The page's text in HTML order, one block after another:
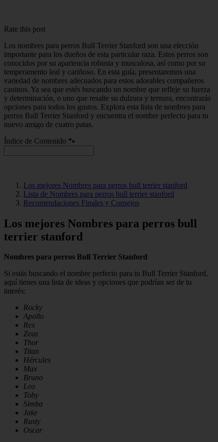
Rate this post
Los nombres para perros Bull Terrier Stanford son una elección
importante para los dueños de esta particular raza. Estos perros son
conocidos por su apariencia robusta y musculosa, así como por su
temperamento leal y cariñoso. En esta guía, presentaremos una
variedad de nombres adecuados para estos adorables compañeros
caninos. Ya sea que estés buscando un nombre que refleje su fuerza
y determinación, o uno que resalte su dulzura y ternura, encontrarás
opciones para todos los gustos. Explora esta lista de nombres para
perros Bull Terrier Stanford y encuentra el nombre perfecto para tu
nuevo amigo de cuatro patas.
Índice de Contenido 🐾
Los mejores Nombres para perros bull terrier stanford
Lista de Nombres para perros bull terrier stanford
Recomendaciones Finales y Consejos
Los mejores Nombres para perros bull
terrier stanford
Nombres para perros Bull Terrier Stanford
Si estás buscando el nombre perfecto para tu Bull Terrier Stanford,
aquí tienes una lista de ideas y opciones que podrían ser de tu
interés:
Rocky
Apollo
Rex
Zeus
Thor
Titan
Hércules
Max
Bruno
Leo
Toby
Simba
Jake
Rusty
Oscar